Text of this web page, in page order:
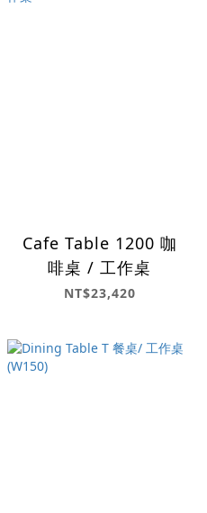
Cafe Table 1200 咖
啡桌 / 工作桌
NT$23,420